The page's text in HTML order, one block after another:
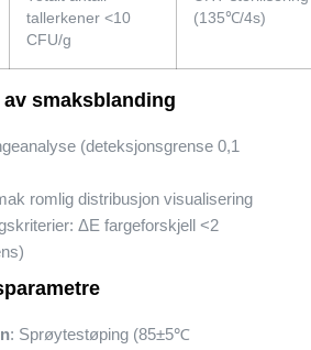
tallerkener <10
CFU/g
(135℃/4s)
smaksblanding
(deteksjonsgrense 0,1
romlig distribusjon visualisering
ΔE fargeforskjell <2
: Sprøytestøping (85±5℃